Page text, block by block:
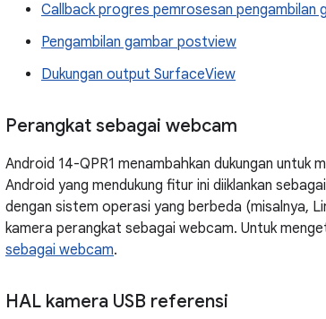
Callback progres pemrosesan pengambilan
Pengambilan gambar postview
Dukungan output SurfaceView
Perangkat sebagai webcam
Android 14-QPR1 menambahkan dukungan untuk
Android yang mendukung fitur ini diiklankan
dengan sistem operasi yang berbeda (misalnya,
kamera perangkat sebagai webcam. Untuk
sebagai webcam.
HAL kamera USB referensi